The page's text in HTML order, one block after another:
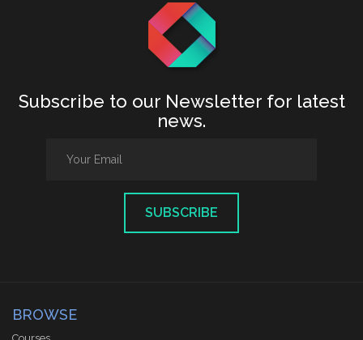
Subscribe to our Newsletter for latest
news.
SUBSCRIBE
BROWSE